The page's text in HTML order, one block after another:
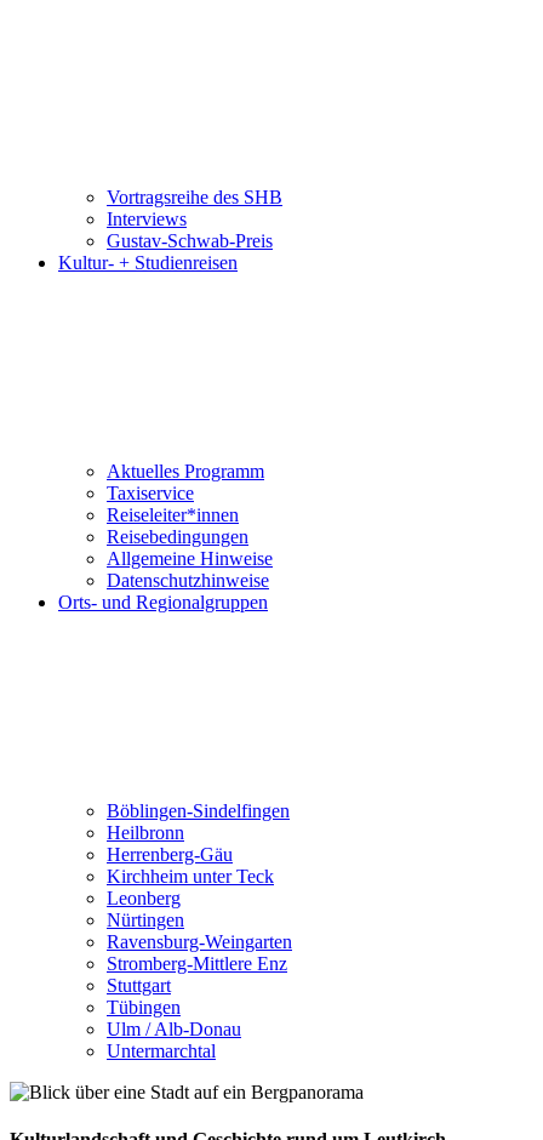
Vortragsreihe des SHB
Interviews
Gustav-Schwab-Preis
Kultur- + Studienreisen
Aktuelles Programm
Taxiservice
Reiseleiter*innen
Reisebedingungen
Allgemeine Hinweise
Datenschutzhinweise
Orts- und Regionalgruppen
Böblingen-Sindelfingen
Heilbronn
Herrenberg-Gäu
Kirchheim unter Teck
Leonberg
Nürtingen
Ravensburg-Weingarten
Stromberg-Mittlere Enz
Stuttgart
Tübingen
Ulm / Alb-Donau
Untermarchtal